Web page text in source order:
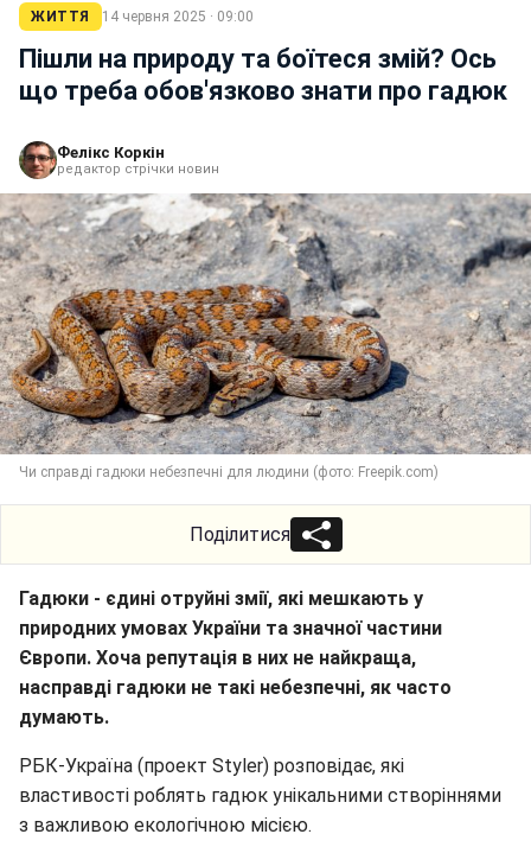
ЖИТТЯ 14 червня 2025 · 09:00
Пішли на природу та боїтеся змій? Ось
що треба обов'язково знати про гадюк
Фелікс Коркін
редактор стрічки новин
Чи справді гадюки небезпечні для людини (фото: Freepik.com)
Поділитися
Гадюки - єдині отруйні змії, які мешкають у
природних умовах України та значної частини
Європи. Хоча репутація в них не найкраща,
насправді гадюки не такі небезпечні, як часто
думають.
РБК-Україна (проект Styler) розповідає, які
властивості роблять гадюк унікальними створіннями
з важливою екологічною місією.